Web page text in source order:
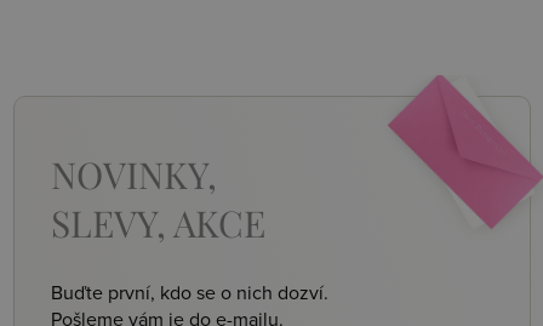
NOVINKY,
SLEVY, AKCE
Buďte první, kdo se o nich dozví.
Pošleme vám je do e-mailu.